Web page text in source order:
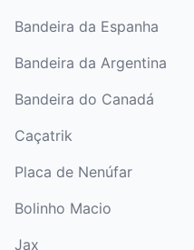
Bandeira da Espanha
Bandeira da Argentina
Bandeira do Canadá
Caçatrik
Placa de Nenúfar
Bolinho Macio
Jax